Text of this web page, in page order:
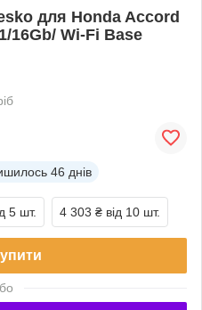
для Honda Accord
16Gb/ Wi-Fi Base
46 днів
5 шт. 4 303 ₴ від 10 шт.